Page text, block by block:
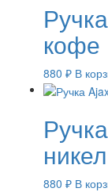
кофе
880 ₽ В
880 ₽ В